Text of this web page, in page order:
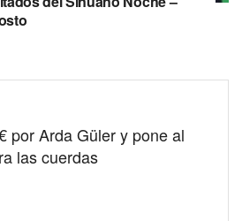
por Arda Güler y pone al
las cuerdas